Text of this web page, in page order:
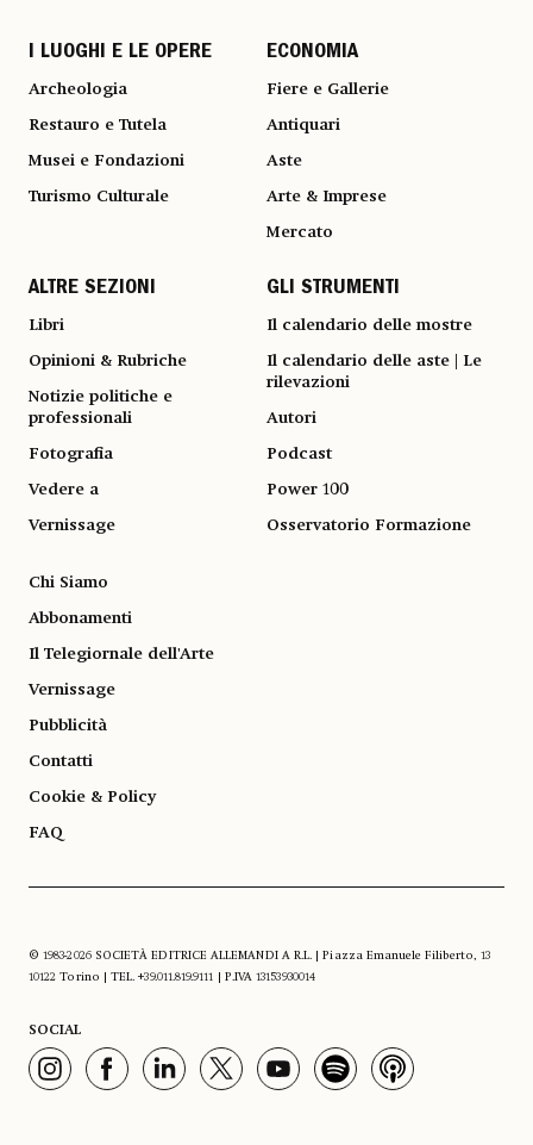
I LUOGHI E LE OPERE
Archeologia
Restauro e Tutela
Musei e Fondazioni
Turismo Culturale
ECONOMIA
Fiere e Gallerie
Antiquari
Aste
Arte & Imprese
Mercato
ALTRE SEZIONI
Libri
Opinioni & Rubriche
Notizie politiche e
professionali
Fotografia
Vedere a
Vernissage
GLI STRUMENTI
Il calendario delle mostre
Il calendario delle aste | Le
rilevazioni
Autori
Podcast
Power 100
Osservatorio Formazione
Chi Siamo
Abbonamenti
Il Telegiornale dell'Arte
Vernissage
Pubblicità
Contatti
Cookie & Policy
FAQ
© 1983-2026 SOCIETÀ EDITRICE ALLEMANDI A R.L. | Piazza Emanuele Filiberto, 13
10122 Torino | TEL. +39.011.819.9111 | P.IVA 13153930014
SOCIAL